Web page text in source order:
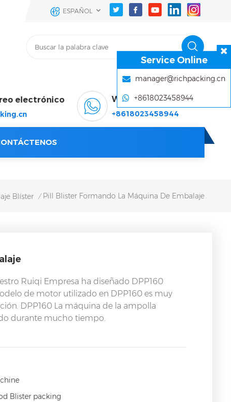
ESPAÑOL
electrónico WhatsApp & Wechat
+8618023458944
Blíster / Pill Blister Formando La Máquina De Embalaje
Ruiqi Empresa ha diseñado DPP160
de motor utilizado en DPP160 es muy
DPP160 La máquina de la ampolla
durante mucho tiempo.
Blister packing
Service Online
manager@richpacking.cn
+8618023458944